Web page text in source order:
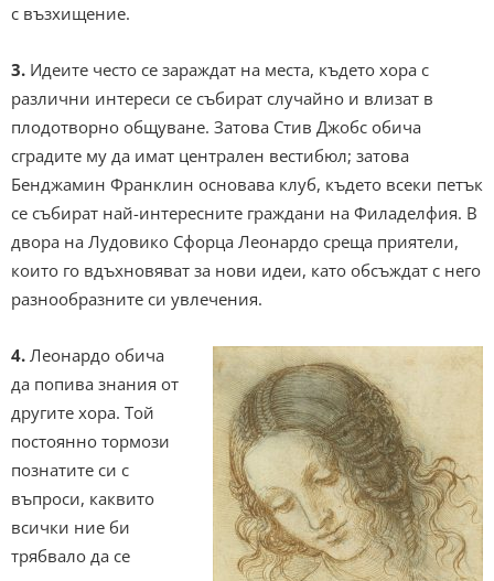
с възхищение.
3. Идеите често се зараждат на места, където хора с
различни интереси се събират случайно и влизат в
плодотворно общуване. Затова Стив Джобс обича
сградите му да имат централен вестибюл; затова
Бенджамин Франклин основава клуб, където всеки петък
се събират най-интересните граждани на Филаделфия. В
двора на Лудовико Сфорца Леонардо среща приятели,
които го вдъхновяват за нови идеи, като обсъждат с него
разнообразните си увлечения.
4. Леонардо обича
да попива знания от
другите хора. Той
постоянно тормози
познатите си с
въпроси, каквито
всички ние би
трябвало да се